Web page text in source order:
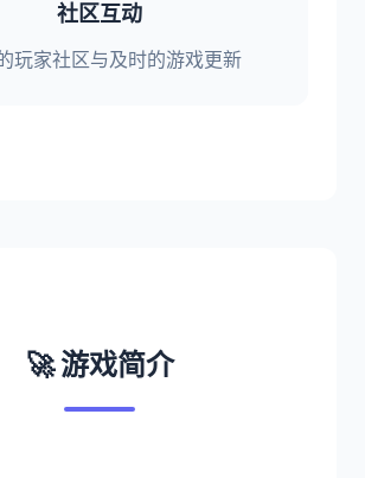
社区互动
玩家社区与及时的游戏更新
🚀 游戏简介